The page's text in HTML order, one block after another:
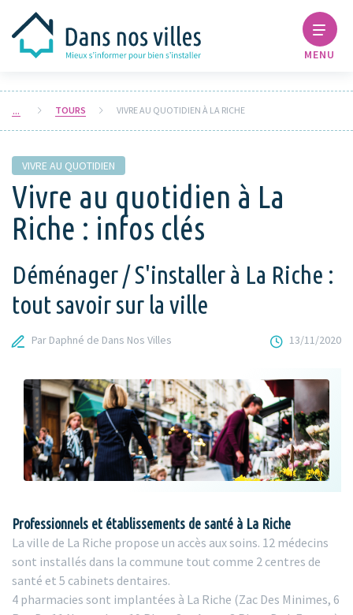
MENU
TOURS VIVRE AU QUOTIDIEN À LA RICHE
VIVRE AU QUOTIDIEN
Vivre au quotidien à La
Riche : infos clés
Déménager / S'installer à La Riche :
tout savoir sur la ville
Par Daphné de Dans Nos Villes 13/11/2020
Professionnels et établissements de santé à La Riche
La ville de La Riche propose un accès aux soins. 12 médecins
sont installés dans la commune tout comme 2 centres de
santé et 5 cabinets dentaires.
4 pharmacies sont implantées à La Riche (Zac Des Minimes, 6